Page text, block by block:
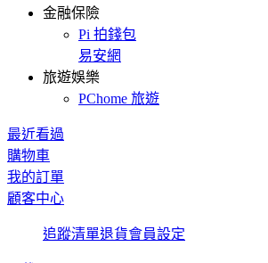
金融保險
Pi 拍錢包
易安網
旅遊娛樂
PChome 旅遊
最近看過
購物車
我的訂單
顧客中心
追蹤清單退貨會員設定